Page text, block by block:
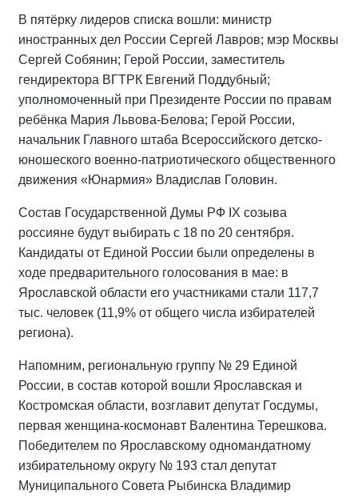
В пятёрку лидеров списка вошли: министр
иностранных дел России Сергей Лавров; мэр Москвы
Сергей Собянин; Герой России, заместитель
гендиректора ВГТРК Евгений Поддубный;
уполномоченный при Президенте России по правам
ребёнка Мария Львова-Белова; Герой России,
начальник Главного штаба Всероссийского детско-
юношеского военно-патриотического общественного
движения «Юнармия» Владислав Головин.
Состав Государственной Думы РФ IХ созыва
россияне будут выбирать с 18 по 20 сентября.
Кандидаты от Единой России были определены в
ходе предварительного голосования в мае: в
Ярославской области его участниками стали 117,7
тыс. человек (11,9% от общего числа избирателей
региона).
Напомним, региональную группу № 29 Единой
России, в состав которой вошли Ярославская и
Костромская области, возглавит депутат Госдумы,
первая женщина-космонавт Валентина Терешкова.
Победителем по Ярославскому одномандатному
избирательному округу № 193 стал депутат
Муниципального Совета Рыбинска Владимир